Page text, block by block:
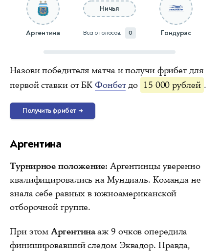
Аргентина
Ничья
Всего голосов: 0 Гондурас
Назови победителя матча и получи фрибет для
первой ставки от БК Фонбетдо 15 000 рублей .
Получить фрибет →
Аргентина
Турнирное положение: Аргентинцы уверенно
квалифицировались на Мундиаль. Команда не
знала себе равных в южноамериканской
отборочной группе.
При этомАргентинааж 9 очков опередила
финишировавший следом Эквадор. Правда,